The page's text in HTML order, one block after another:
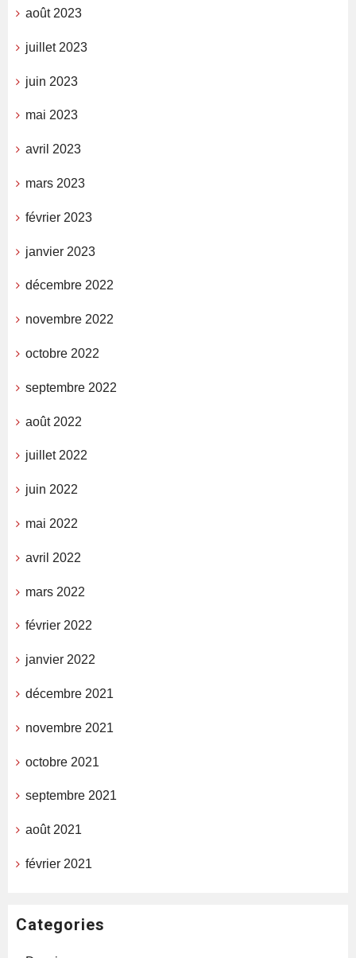
août 2023
juillet 2023
juin 2023
mai 2023
avril 2023
mars 2023
février 2023
janvier 2023
décembre 2022
novembre 2022
octobre 2022
septembre 2022
août 2022
juillet 2022
juin 2022
mai 2022
avril 2022
mars 2022
février 2022
janvier 2022
décembre 2021
novembre 2021
octobre 2021
septembre 2021
août 2021
février 2021
Categories